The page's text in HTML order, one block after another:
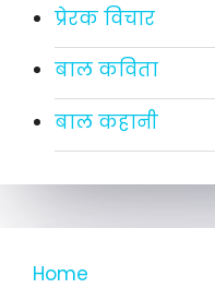
प्रेरक विचार
बाल कविता
बाल कहानी
Home